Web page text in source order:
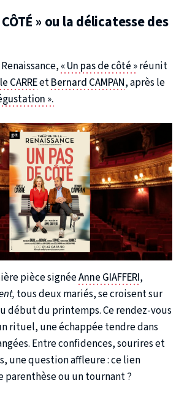
CÔTÉ » ou la délicatesse des
« Un pas de côté »réunit
CARREetBernard CAMPAN, après le
».
pièce signéeAnne GIAFFERI,
tous deux mariés, se croisent sur
début du printemps. Ce rendez-vous
rituel, une échappée tendre dans
Entre confidences, sourires et
une question affleure : ce lien
ou un tournant ?